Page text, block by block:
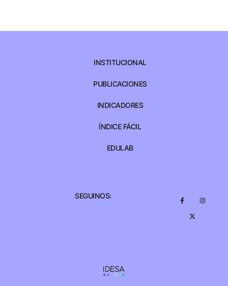
INSTITUCIONAL
PUBLICACIONES
INDICADORES
ÍNDICE FÁCIL
EDULAB
SEGUINOS: